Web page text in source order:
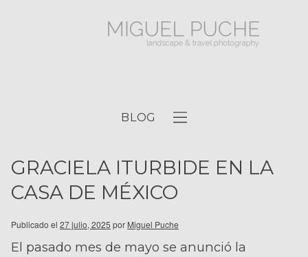
BLOG
GRACIELA ITURBIDE EN LA
CASA DE MÉXICO
Publicado el 27 julio, 2025 por Miguel Puche
El pasado mes de mayo se anunció la